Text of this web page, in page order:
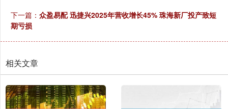
下一篇： 众盈易配 迅捷兴2025年营收增长45% 珠海新厂投产致短
期亏损
相关文章